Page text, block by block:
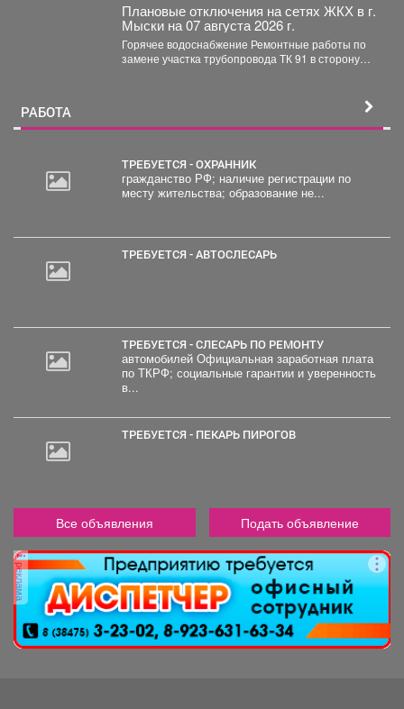
Плановые отключения на сетях ЖКХ в г.
Мыски на 07 августа 2026 г.
Горячее водоснабжение Ремонтные работы по
замене участка трубопровода ТК 91 в сторону
РАБОТА
ТРЕБУЕТСЯ - ОХРАННИК
гражданство РФ; наличие регистрации по
месту жительства; образование не...
ТРЕБУЕТСЯ - АВТОСЛЕСАРЬ
ТРЕБУЕТСЯ - СЛЕСАРЬ ПО РЕМОНТУ
автомобилей Официальная заработная плата
по ТКРФ; социальные гарантии и уверенность
в...
ТРЕБУЕТСЯ - ПЕКАРЬ ПИРОГОВ
Все объявления Подать объявление
реклама